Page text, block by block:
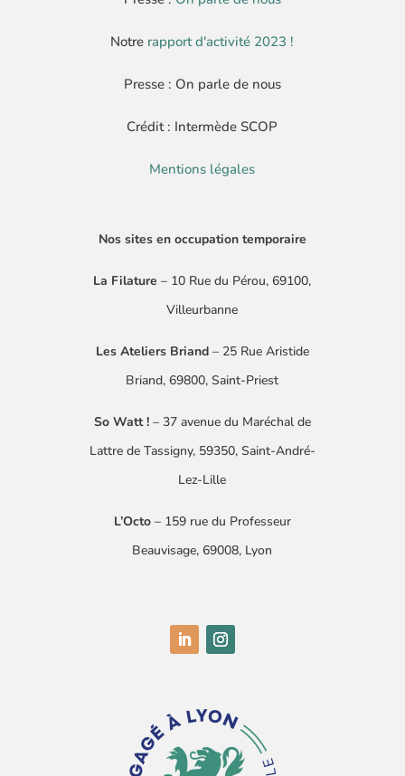
Notre rapport d'activité 2023 !
Presse : On parle de nous
Crédit : Intermède SCOP
Mentions légales
Nos sites en occupation temporaire
La Filature – 10 Rue du Pérou, 69100,
Villeurbanne
Les Ateliers Briand– 25 Rue Aristide
Briand, 69800, Saint-Priest
So Watt !– 37 avenue du Maréchal de
Lattre de Tassigny​, 59350, Saint-André-
Lez-Lille
L’Octo– 159 rue du Professeur
Beauvisage, 69008, Lyon